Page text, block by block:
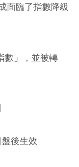
面臨了指數降級
數」，並被轉
後生效